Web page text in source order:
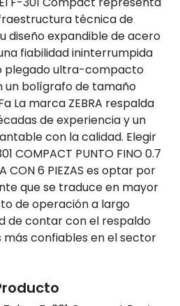
técnica de
diseño expandible de acero
fiabilidad ininterrumpida
plegado ultra-compacto
un bolígrafo de tamaño
La marca ZEBRA respalda
de experiencia y un
con la calidad. Elegir
COMPACT PUNTO FINO 0.7
CON 6 PIEZAS es optar por
que se traduce en mayor
de operación a largo
de contar con el respaldo
más confiables en el sector